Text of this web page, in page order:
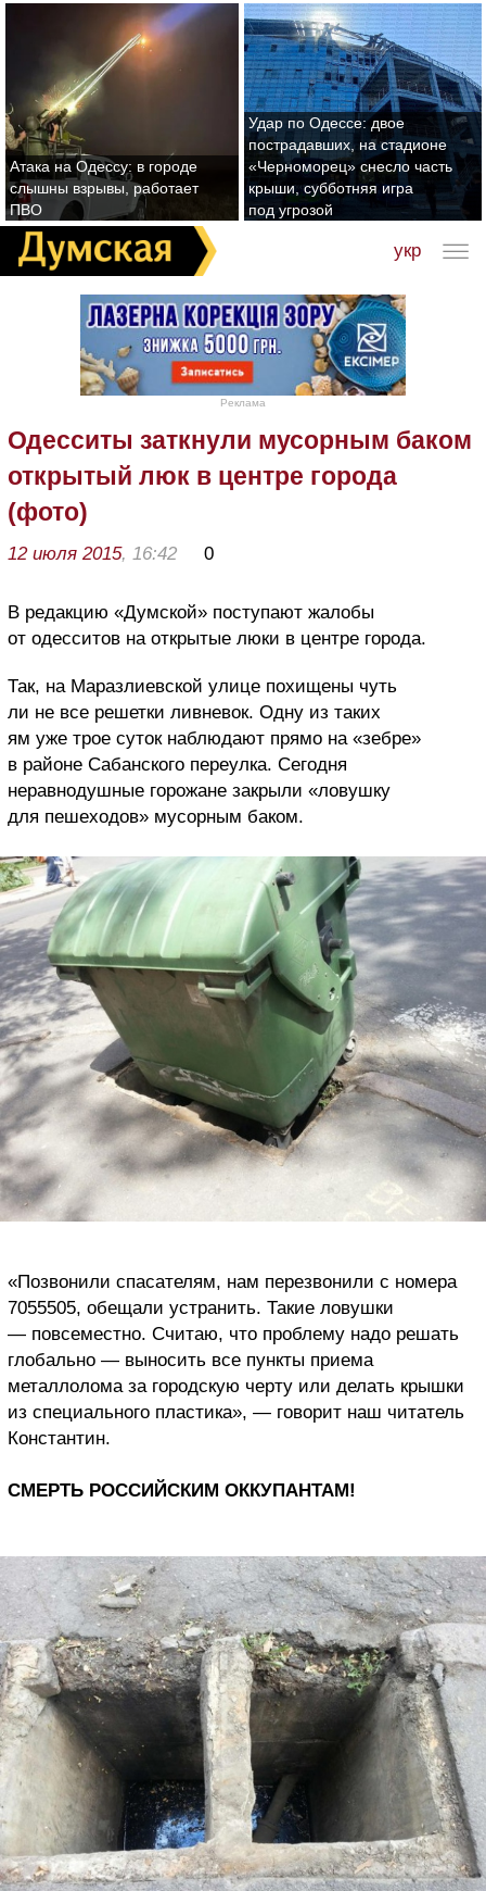
Атака на Одессу: в городе
слышны взрывы, работает
ПВО
Удар по Одессе: двое
пострадавших, на стадионе
«Черноморец» снесло часть
крыши, субботняя игра
под угрозой
укр
Реклама
Одесситы заткнули мусорным баком
открытый люк в центре города
(фото)
12 июля 2015, 16:42 0
В редакцию «Думской» поступают жалобы
от одесситов на открытые люки в центре города.
Так, на Маразлиевской улице похищены чуть
ли не все решетки ливневок. Одну из таких
ям уже трое суток наблюдают прямо на «зебре»
в районе Сабанского переулка. Сегодня
неравнодушные горожане закрыли «ловушку
для пешеходов» мусорным баком.
«Позвонили спасателям, нам перезвонили с номера
7055505, обещали устранить. Такие ловушки
— повсеместно. Считаю, что проблему надо решать
глобально — выносить все пункты приема
металлолома за городскую черту или делать крышки
из специального пластика», — говорит наш читатель
Константин.
СМЕРТЬ РОССИЙСКИМ ОККУПАНТАМ!